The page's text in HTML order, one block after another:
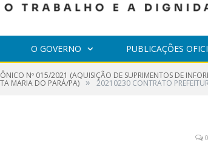
O GOVERNO PUBLICAÇÕES
Nº 015/2021 (AQUISIÇÃO DE SUPRIMENTOS DE
MARIA DO PARÁ/PA) » 20210230 CONTRATO
0